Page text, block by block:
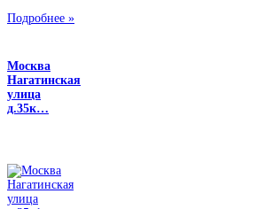
Подробнее »
Москва
Нагатинская
улица
д.35к…